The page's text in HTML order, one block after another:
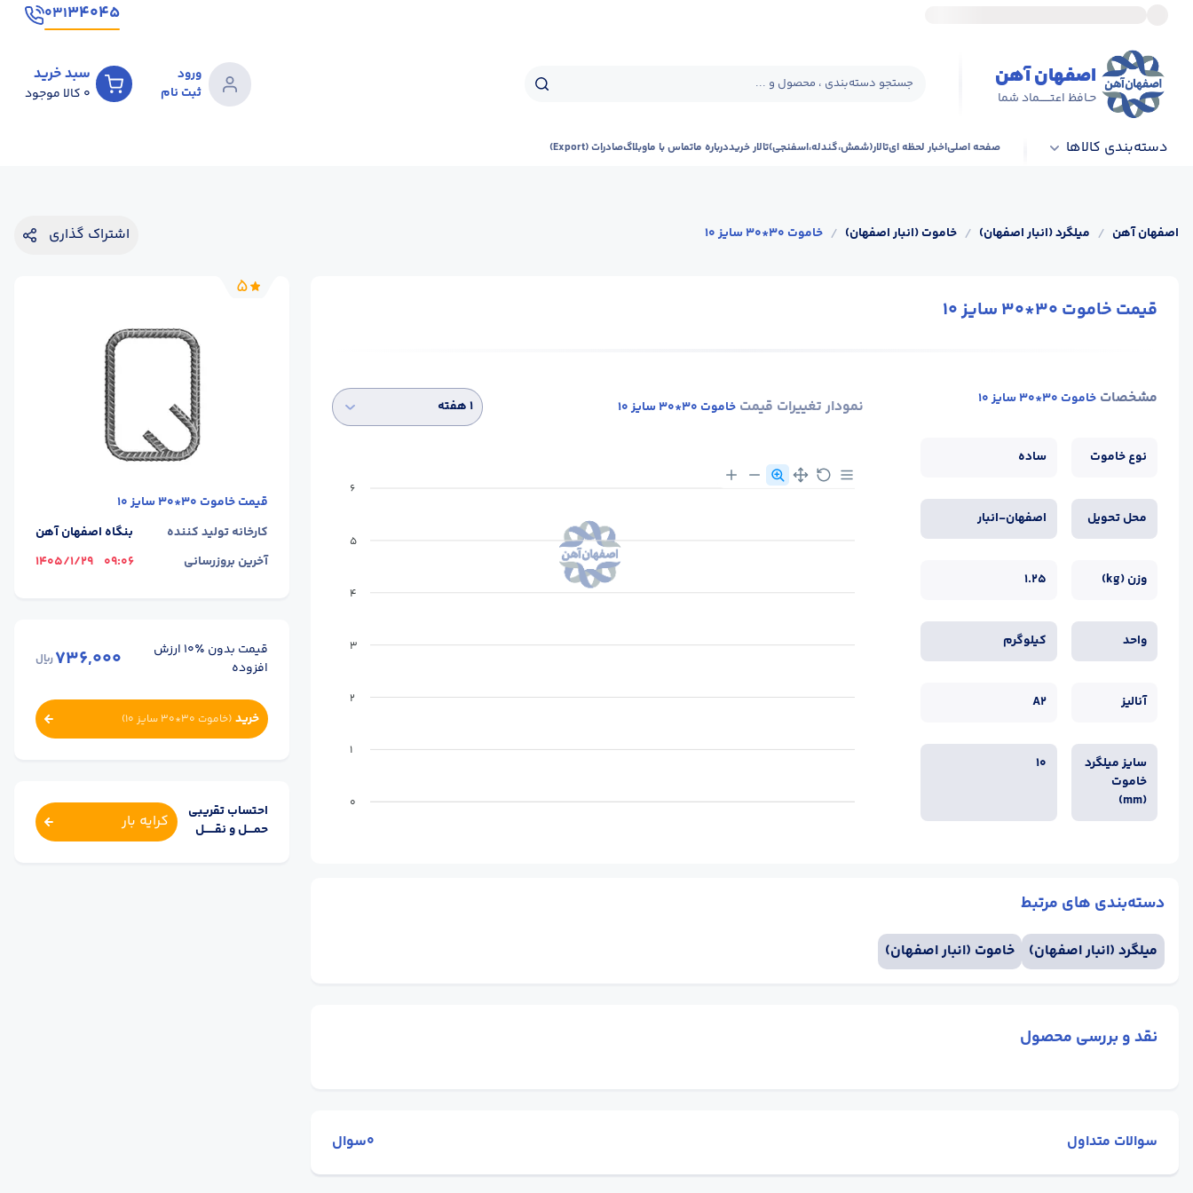
۳۴۰۴۵۰۳۱
اصفهان آهن
حـافظ اعتــــــماد شما
جستجو دسته‌بندی ، محصول و ...
ورود
ثبت نام
سبد خرید
0 کالا موجود
دسته‌بندی کالاها صفحه اصلیاخبار لحظه ایتالار(شمش،گندله،اسفنجی)تالار خریددرباره ماتماس با ماوبلاگصادرات (Export)
اصفهان آهن / میلگرد (انبار اصفهان) / خاموت (انبار اصفهان) / خاموت 30*30 سایز 10 اشتراک گذاری
قیمت خاموت 30*30 سایز 10
مشخصات خاموت 30*30 سایز 10
نوع خاموت ساده
محل تحویل اصفهان-انبار
وزن (kg) 1.25
واحد کیلوگرم
آنالیز A2
سایز میلگرد
خاموت
(mm)
10
نمودار تغییرات قیمت خاموت 30*30 سایز 10 ۱ هفته
6
5
4
3
2
1
0
دسته‌بندی های مرتبط
میلگرد (انبار اصفهان) خاموت (انبار اصفهان)
نقد و بررسی محصول
سوالات متداول 0سوال
5
قیمتخاموت 30*30 سایز 10
کارخانه تولید کننده
بنگاه اصفهان آهن
آخرین بروزرسانی
09:06
1405/1/29
قیمت بدون ٪۱۰ ارزش
افزوده
736,000ریال
خرید (خاموت 30*30 سایز 10 )
احتساب تقریبی
حمــــل و نقــــــل
کرایه بار